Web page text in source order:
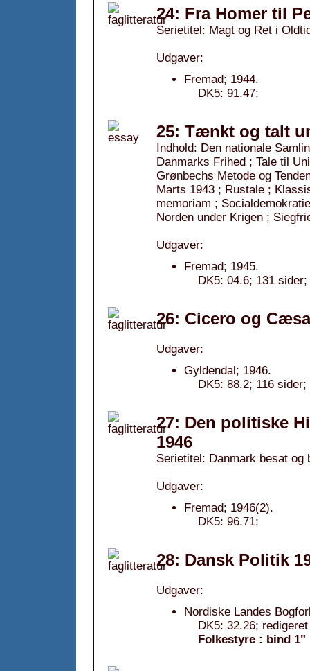
24: Fra Homer til
Serietitel: Magt og Ret i
Udgaver:
Fremad; 1944.
DK5: 91.47;
25: Tænkt og talt
Indhold: Den nationale
Danmarks Frihed ; Tale til
Grønbechs Metode og
Marts 1943 ; Rustale ;
memoriam ;
Norden under Krigen ;
Udgaver:
Fremad; 1945.
DK5: 04.6; 131 sider;
26: Cicero og
Udgaver:
Gyldendal; 1946.
DK5: 88.2; 116 sider;
27: Den politiske
1946
Serietitel: Danmark besat og
Udgaver:
Fremad; 1946(2).
DK5: 96.71;
28: Dansk Politik
Udgaver:
Nordiske Landes
DK5: 32.26;
Folkestyre : bind 1"